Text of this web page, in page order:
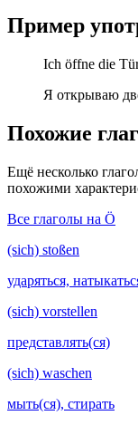
Пример
Ich öffne die
Я открываю
Похожие
Ещё несколько
похожими
Все глаголы на Ö
(sich) stoßen
ударяться,
(sich) vorstellen
представлять(ся)
(sich) waschen
мыть(ся), стирать